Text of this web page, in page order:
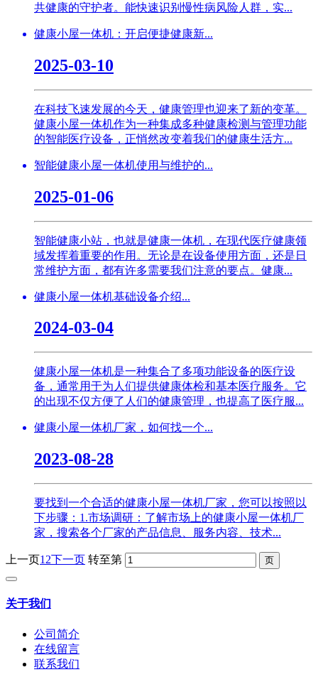
共健康的守护者。能快速识别慢性病风险人群，实...
健康小屋一体机：开启便捷健康新...
2025-03-10
在科技飞速发展的今天，健康管理也迎来了新的变革。
健康小屋一体机作为一种集成多种健康检测与管理功能
的智能医疗设备，正悄然改变着我们的健康生活方...
智能健康小屋一体机使用与维护的...
2025-01-06
智能健康小站，也就是健康一体机，在现代医疗健康领
域发挥着重要的作用。无论是在设备使用方面，还是日
常维护方面，都有许多需要我们注意的要点。健康...
健康小屋一体机基础设备介绍...
2024-03-04
健康小屋一体机是一种集合了多项功能设备的医疗设
备，通常用于为人们提供健康体检和基本医疗服务。它
的出现不仅方便了人们的健康管理，也提高了医疗服...
健康小屋一体机厂家，如何找一个...
2023-08-28
要找到一个合适的健康小屋一体机厂家，您可以按照以
下步骤：1.市场调研：了解市场上的健康小屋一体机厂
家，搜索各个厂家的产品信息、服务内容、技术...
上一页1 2下一页 转至第
关于我们
公司简介
在线留言
联系我们